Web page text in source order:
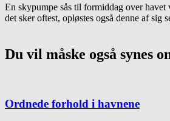
En skypumpe sås til formiddag over
det sker oftest, opløstes også denne af sig
Du vil måske også synes
Ordnede forhold i havnene